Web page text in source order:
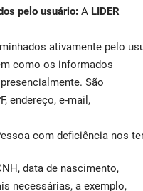
pelo usuário: A LIDER
ativamente pelo
como os informados
São
endereço, e-mail,
com deficiência nos
data de nascimento,
necessárias, a exemplo,